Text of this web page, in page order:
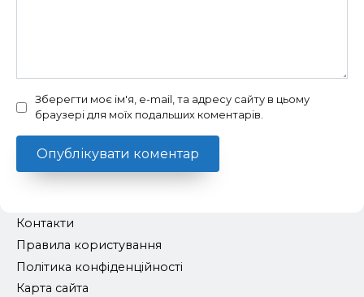
Зберегти моє ім'я, e-mail, та адресу сайту в цьому
браузері для моїх подальших коментарів.
Контакти
Правила користування
Політика конфіденційності
Карта сайта